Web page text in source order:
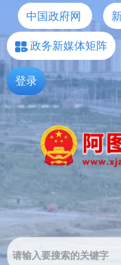
中国政府网
政务新媒体矩阵
登录